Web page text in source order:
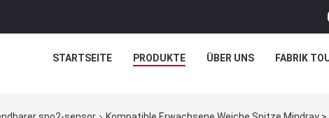
STARTSEITE PRODUKTE ÜBER UNS FABRIK